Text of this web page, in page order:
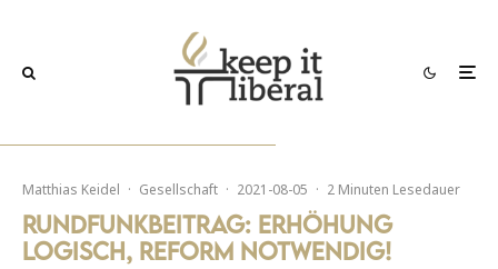
Matthias Keidel · Gesellschaft · 2021-08-05 · 2 Minuten Lesedauer
Rundfunkbeitrag: Erhöhung
logisch, Reform notwendig!